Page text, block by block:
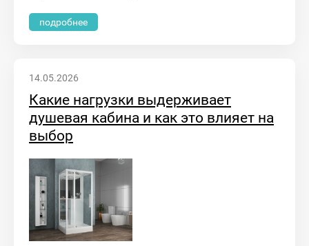
подробнее
14.05.2026
Какие нагрузки выдерживает
душевая кабина и как это влияет на
выбор